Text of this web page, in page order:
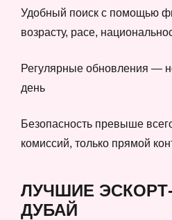
Удобный поиск с помощью
возрасту, расе,
Регулярные обновления —
день
Безопасность превыше
комиссий, только прямой
ЛУЧШИЕ
ДУБАЙ